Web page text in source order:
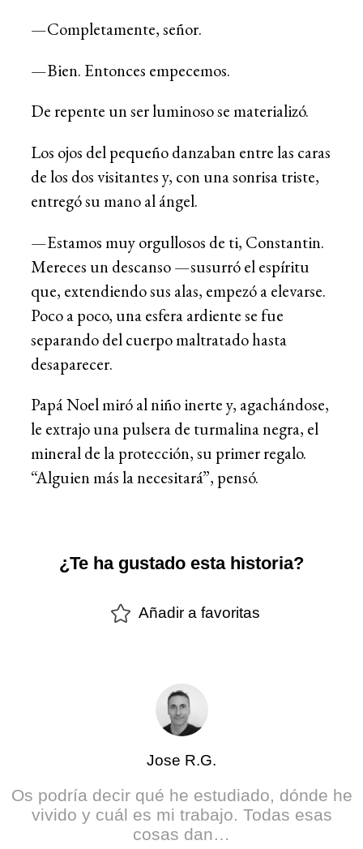
—Completamente, señor.
—Bien. Entonces empecemos.
De repente un ser luminoso se materializó.
Los ojos del pequeño danzaban entre las caras
de los dos visitantes y, con una sonrisa triste,
entregó su mano al ángel.
—Estamos muy orgullosos de ti, Constantin.
Mereces un descanso —susurró el espíritu
que, extendiendo sus alas, empezó a elevarse.
Poco a poco, una esfera ardiente se fue
separando del cuerpo maltratado hasta
desaparecer.
Papá Noel miró al niño inerte y, agachándose,
le extrajo una pulsera de turmalina negra, el
mineral de la protección, su primer regalo.
“Alguien más la necesitará”, pensó.
¿Te ha gustado esta historia?
Añadir a favoritas
Jose R.G.
Os podría decir qué he estudiado, dónde he
vivido y cuál es mi trabajo. Todas esas
cosas dan…